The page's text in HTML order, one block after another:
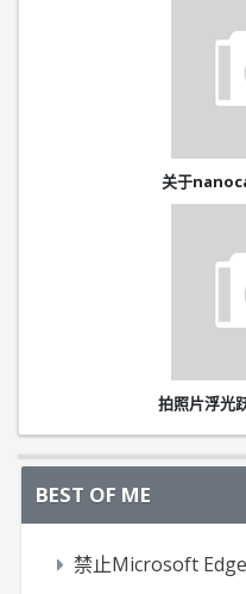
关于
拍照片浮光
BEST OF ME
禁止Microsoft